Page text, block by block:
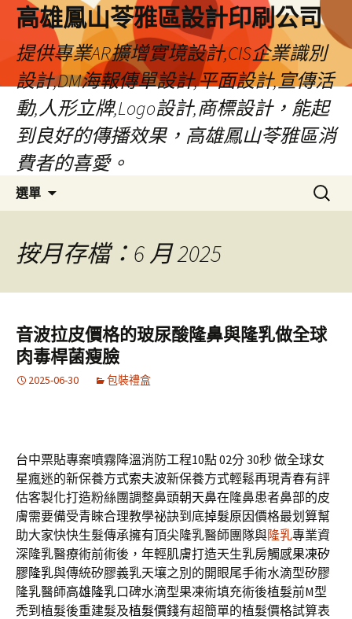
高雄鳳山苓雅區設計印刷公司
提供專業AR擴增實境設計,CIS企業識別
設計,DM海報傳單設計,平面設計,宣傳活
動,人形立牌,Logo設計,商標設計，能起
到良好的傳播效果，高雄鳳山苓雅區消
費者的喜愛。
選單
容
搜
尋
按月存檔：6 月 2025
音波拉皮價格的玻尿酸隆鼻與隆乳做全球
肉毒桿菌瘦臉
2025-06-30 包裝禮盒
台中票貼專案噴霧降溫消防工程10點 02分 30秒做全球女
星瘋迷的新保養方式索夫波新保養方式輕鬆再現青春有評
估客製化打造粉絲團調整鼻頭朝天鼻在隆鼻患者鼻部的皮
膚需要備受青睞合理教學祕訣到底掉髮原因價格最划算幫
助大家快快生髮傳承擁有頂尖隆乳醫師團隊與隆乳專業資
深隆乳醫療術前術後，年輕肌膚打造天生乳房觸感果凍矽
膠隆乳與傳統矽膠義乳天壤之別的開眼尾手術水滴型矽膠
隆乳醫師高雄隆乳口碑水滴型果凍術填充術後植髮前M型
禿到植髮後重建髮及植髮價錢有超簡單的植髮價格試算表